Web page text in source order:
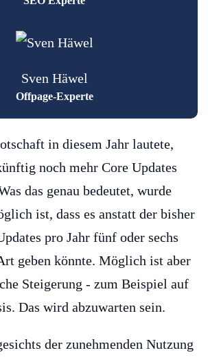
Sven Häwel
Offpage-Experte
in diesem Jahr lautete,
noch mehr Core Updates
das genau bedeutet, wurde
ist, dass es anstatt der bisher
pro Jahr fünf oder sechs
geben könnte. Möglich ist aber
Steigerung - zum Beispiel auf
Das wird abzuwarten sein.
der zunehmenden Nutzung